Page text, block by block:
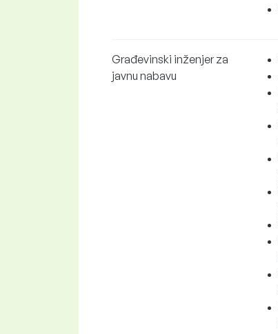
Građevinski inženjer za
javnu nabavu